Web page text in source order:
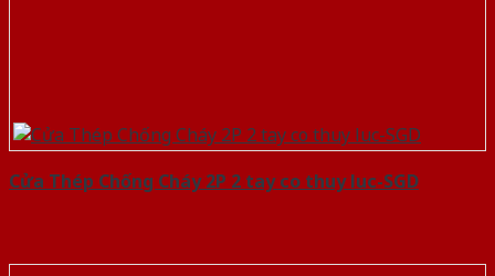
Cửa Thép Chống Cháy 2P 2 tay co thuy luc-SGD